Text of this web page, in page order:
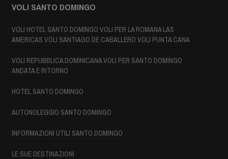
VOLI SANTO DOMINGO
VOLI HOTEL SANTO DOMINGO VOLI PER LA ROMANA LAS
AMERICAS VOLI SANTIAGO DE CABALLERO VOLI PUNTA CANA
VOLI REPUBBLICA DOMINICANA VOLI PER SANTO DOMINGO
ANDATA E RITORNO
HOTEL SANTO DOMINGO
AUTONOLEGGIO SANTO DOMINGO
INFORMAZIONI UTILI SANTO DOMINGO
LE SUE DESTINAZIONI